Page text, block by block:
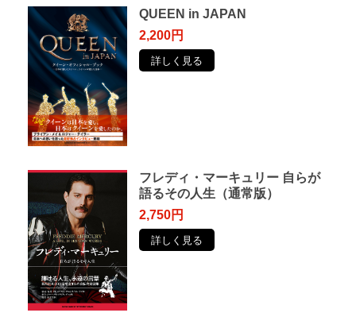
QUEEN in JAPAN
2,200円
詳しく見る
フレディ・マーキュリー ⾃らが
語るその⼈⽣（通常版）
2,750円
詳しく見る